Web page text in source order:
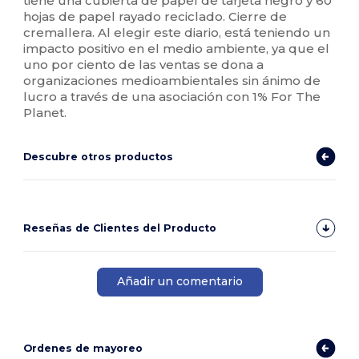
hojas de papel rayado reciclado. Cierre de
cremallera. Al elegir este diario, está teniendo un
impacto positivo en el medio ambiente, ya que el
uno por ciento de las ventas se dona a
organizaciones medioambientales sin ánimo de
lucro a través de una asociación con 1% For The
Planet.
Descubre otros productos
Reseñas de Clientes del Producto
Añadir un comentario
Ordenes de mayoreo